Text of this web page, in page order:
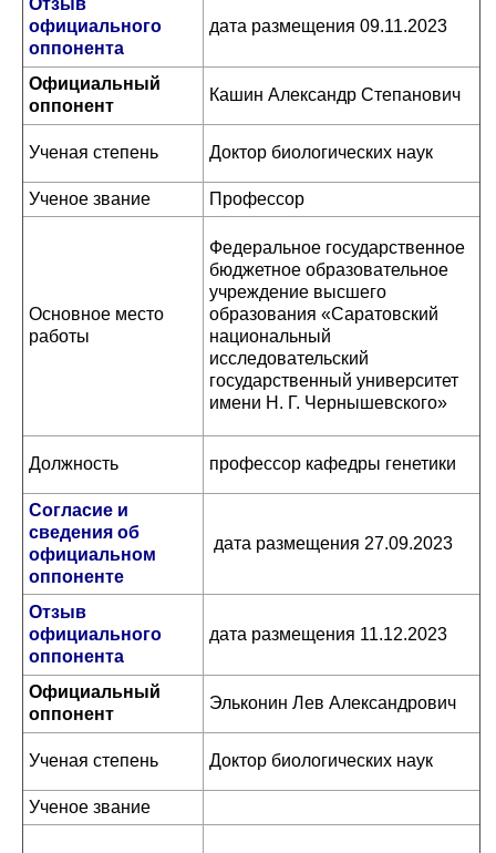
Отзыв
официального
оппонента
дата размещения 09.11.2023
Официальный
оппонент
Кашин Александр Степанович
Ученая степень Доктор биологических наук
Ученое звание Профессор
Основное место
работы
Федеральное государственное
бюджетное образовательное
учреждение высшего
образования «Саратовский
национальный
исследовательский
государственный университет
имени Н. Г. Чернышевского»
Должность профессор кафедры генетики
Согласие и
сведения об
официальном
оппоненте
дата размещения 27.09.2023
Отзыв
официального
оппонента
дата размещения 11.12.2023
Официальный
оппонент
Эльконин Лев Александрович
Ученая степень Доктор биологических наук
Ученое звание